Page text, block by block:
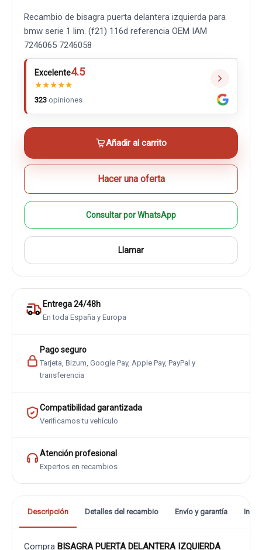
Recambio de bisagra puerta delantera izquierda para
bmw serie 1 lim. (f21) 116d referencia OEM IAM
7246065 7246058
Excelente4.5
★★★★★
323 opiniones
Añadir al carrito
Hacer una oferta
Consultar por WhatsApp
Llamar
Entrega 24/48h
En toda España y Europa
Pago seguro
Tarjeta, Bizum, Google Pay, Apple Pay, PayPal y
transferencia
Compatibilidad garantizada
Verificamos tu vehículo
Atención profesional
Expertos en recambios
Descripción Detalles del recambio Envío y garantía
Compra BISAGRA PUERTA DELANTERA IZQUIERDA